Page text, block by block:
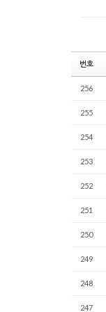
번호
256
255
254
253
252
251
250
249
248
247